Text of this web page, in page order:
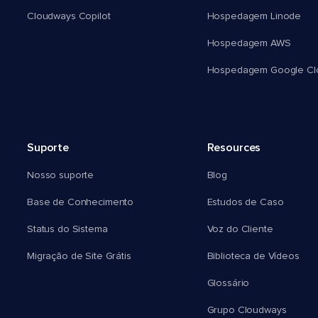
Cloudways Copilot Hospedagem Linode
Hospedagem AWS
Hospedagem Google
Suporte
Nosso suporte
Base de Conhecimento
Status do Sistema
Migração de Site Grátis
Resources
Blog
Estudos de Caso
Voz do Cliente
Biblioteca de Vídeos
Glossário
Grupo Cloudways